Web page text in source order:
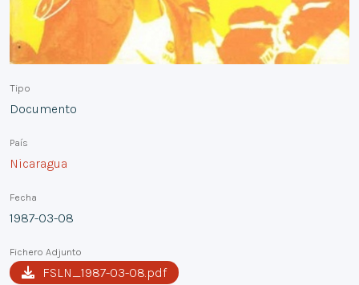
Tipo
Documento
País
Nicaragua
Fecha
1987-03-08
Fichero Adjunto
FSLN_1987-03-08.pdf